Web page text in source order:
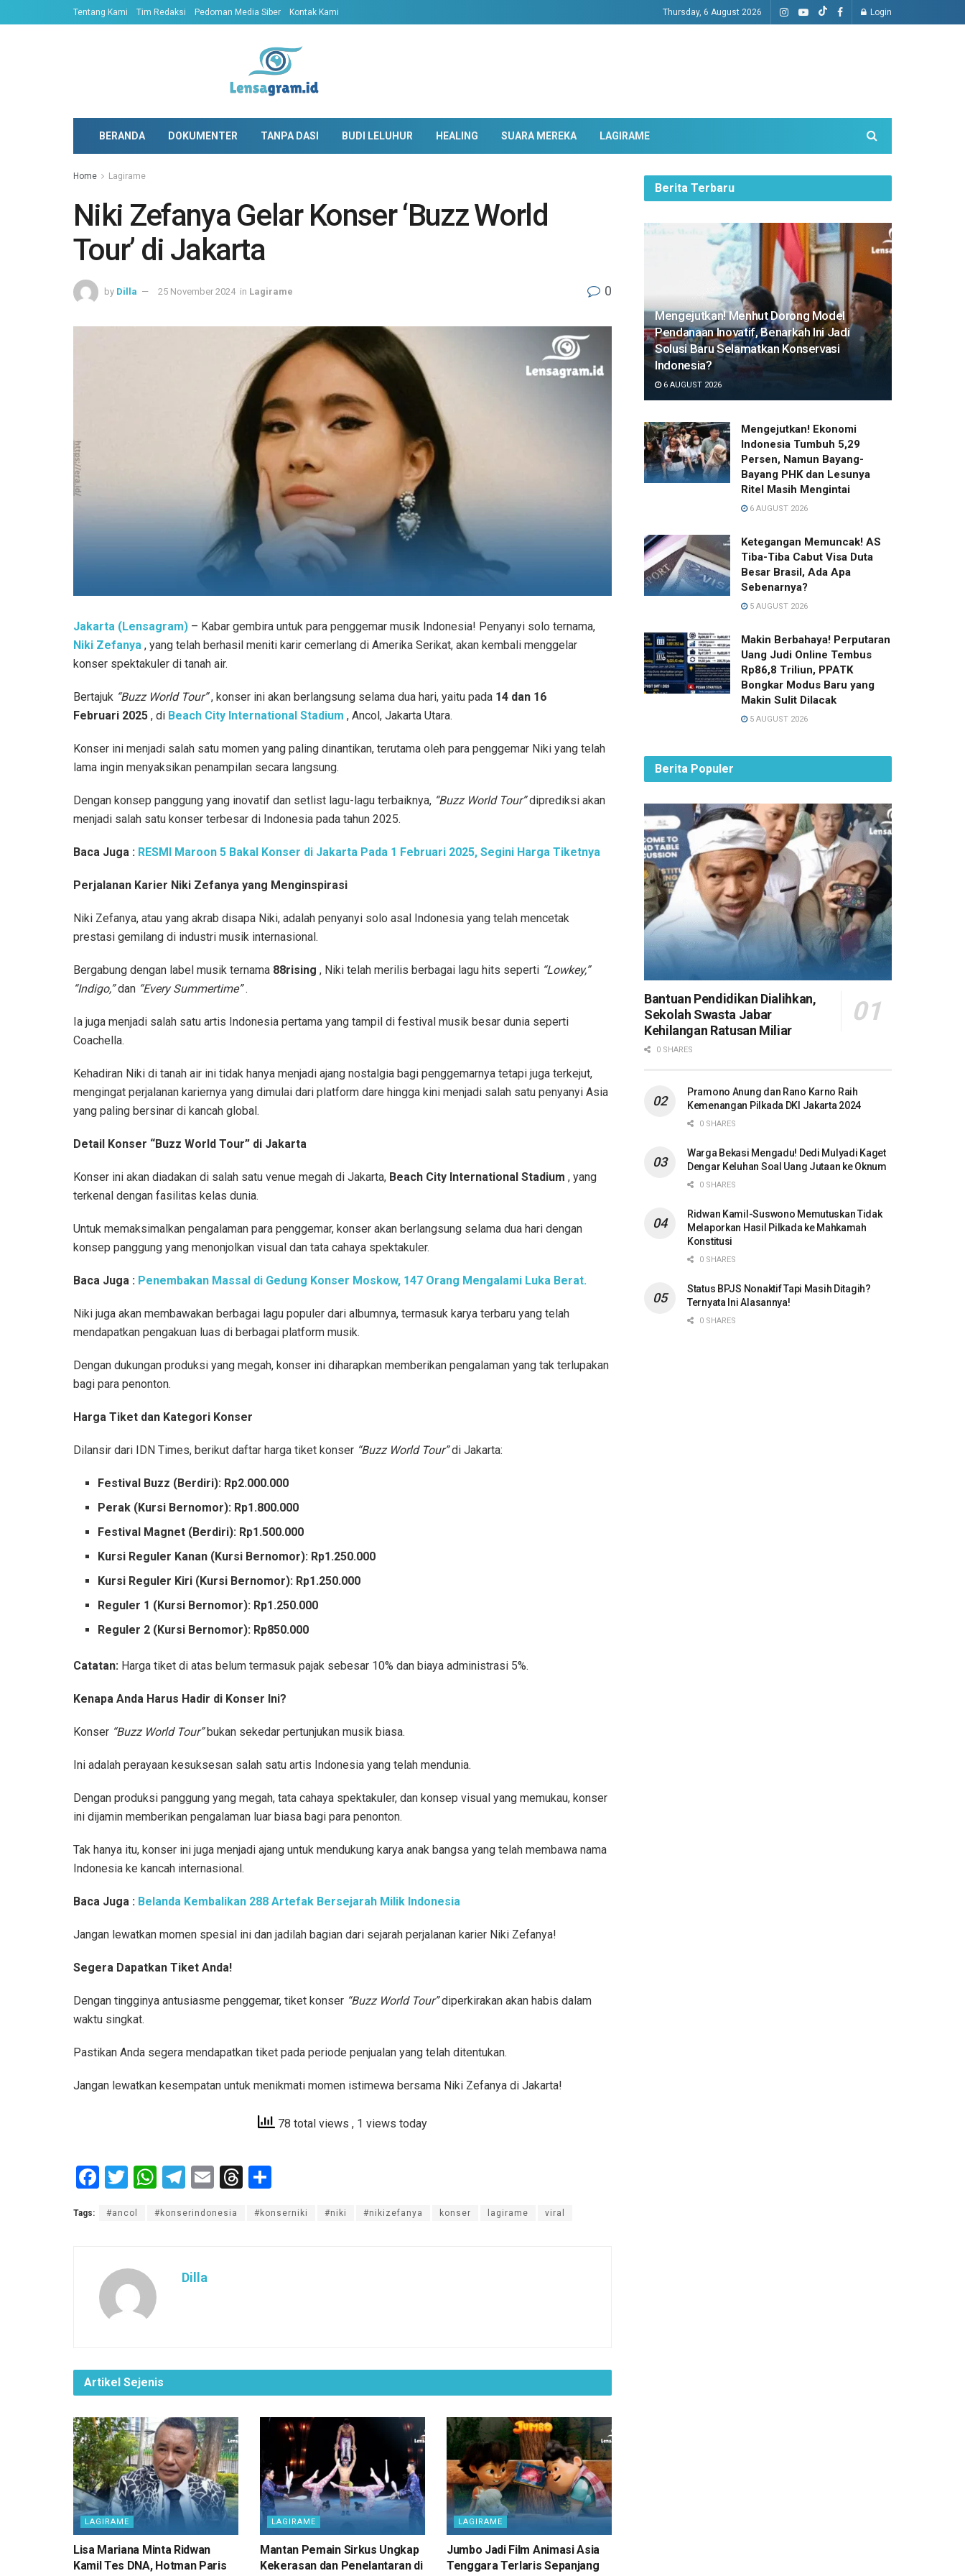
Tentang Kami Tim Redaksi Pedoman Media Siber Kontak Kami Thursday, 6 August 2026 Login
BERANDA DOKUMENTER TANPA DASI BUDI LELUHUR HEALING SUARA MEREKA LAGIRAME
Home Lagirame
Niki Zefanya Gelar Konser ‘Buzz World
Tour’ di Jakarta
by Dilla 25 November 2024 in Lagirame 0
Jakarta (Lensagram) – Kabar gembira untuk para penggemar musik Indonesia! Penyanyi solo ternama,
Niki Zefanya , yang telah berhasil meniti karir cemerlang di Amerika Serikat, akan kembali menggelar
konser spektakuler di tanah air.
Bertajuk “Buzz World Tour”, konser ini akan berlangsung selama dua hari, yaitu pada 14 dan 16
Februari 2025 , di Beach City International Stadium , Ancol, Jakarta Utara.
Konser ini menjadi salah satu momen yang paling dinantikan, terutama oleh para penggemar Niki yang telah
lama ingin menyaksikan penampilan secara langsung.
Dengan konsep panggung yang inovatif dan setlist lagu-lagu terbaiknya, “Buzz World Tour”diprediksi akan
menjadi salah satu konser terbesar di Indonesia pada tahun 2025.
Baca Juga : RESMI Maroon 5 Bakal Konser di Jakarta Pada 1 Februari 2025, Segini Harga Tiketnya
Perjalanan Karier Niki Zefanya yang Menginspirasi
Niki Zefanya, atau yang akrab disapa Niki, adalah penyanyi solo asal Indonesia yang telah mencetak
prestasi gemilang di industri musik internasional.
Bergabung dengan label musik ternama 88rising , Niki telah merilis berbagai lagu hits seperti “Lowkey,”
“Indigo,”dan “Every Summertime”.
Ia juga menjadi salah satu artis Indonesia pertama yang tampil di festival musik besar dunia seperti
Coachella.
Kehadiran Niki di tanah air ini tidak hanya menjadi ajang nostalgia bagi penggemarnya tetapi juga terkejut,
mengingat perjalanan kariernya yang dimulai dari platform dare hingga kini menjadi salah satu penyanyi Asia
yang paling bersinar di kancah global.
Detail Konser “Buzz World Tour” di Jakarta
Konser ini akan diadakan di salah satu venue megah di Jakarta, Beach City International Stadium , yang
terkenal dengan fasilitas kelas dunia.
Untuk memaksimalkan pengalaman para penggemar, konser akan berlangsung selama dua hari dengan
konsep panggung yang menonjolkan visual dan tata cahaya spektakuler.
Baca Juga : Penembakan Massal di Gedung Konser Moskow, 147 Orang Mengalami Luka Berat.
Niki juga akan membawakan berbagai lagu populer dari albumnya, termasuk karya terbaru yang telah
mendapatkan pengakuan luas di berbagai platform musik.
Dengan dukungan produksi yang megah, konser ini diharapkan memberikan pengalaman yang tak terlupakan
bagi para penonton.
Harga Tiket dan Kategori Konser
Dilansir dari IDN Times, berikut daftar harga tiket konser “Buzz World Tour”di Jakarta:
Festival Buzz (Berdiri): Rp2.000.000
Perak (Kursi Bernomor): Rp1.800.000
Festival Magnet (Berdiri): Rp1.500.000
Kursi Reguler Kanan (Kursi Bernomor): Rp1.250.000
Kursi Reguler Kiri (Kursi Bernomor): Rp1.250.000
Reguler 1 (Kursi Bernomor): Rp1.250.000
Reguler 2 (Kursi Bernomor): Rp850.000
Catatan: Harga tiket di atas belum termasuk pajak sebesar 10% dan biaya administrasi 5%.
Kenapa Anda Harus Hadir di Konser Ini?
Konser “Buzz World Tour”bukan sekedar pertunjukan musik biasa.
Ini adalah perayaan kesuksesan salah satu artis Indonesia yang telah mendunia.
Dengan produksi panggung yang megah, tata cahaya spektakuler, dan konsep visual yang memukau, konser
ini dijamin memberikan pengalaman luar biasa bagi para penonton.
Tak hanya itu, konser ini juga menjadi ajang untuk mendukung karya anak bangsa yang telah membawa nama
Indonesia ke kancah internasional.
Baca Juga : Belanda Kembalikan 288 Artefak Bersejarah Milik Indonesia
Jangan lewatkan momen spesial ini dan jadilah bagian dari sejarah perjalanan karier Niki Zefanya!
Segera Dapatkan Tiket Anda!
Dengan tingginya antusiasme penggemar, tiket konser “Buzz World Tour”diperkirakan akan habis dalam
waktu singkat.
Pastikan Anda segera mendapatkan tiket pada periode penjualan yang telah ditentukan.
Jangan lewatkan kesempatan untuk menikmati momen istimewa bersama Niki Zefanya di Jakarta!
78 total views , 1 views today
F
ce
o
o
k
T
tt
W
at
T
e
a
E
ail
T
ar
Tags: #ancol #konserindonesia #konserniki #niki #nikizefanya konser lagirame viral
Dilla
Artikel Sejenis
LAGIRAME
Lisa Mariana Minta Ridwan
Kamil Tes DNA, Hotman Paris
LAGIRAME
Mantan Pemain Sirkus Ungkap
Kekerasan dan Penelantaran di
LAGIRAME
Jumbo Jadi Film Animasi Asia
Tenggara Terlaris Sepanjang
Berita Terbaru
Mengejutkan! Menhut Dorong Model
Pendanaan Inovatif, Benarkah Ini Jadi
Solusi Baru Selamatkan Konservasi
Indonesia?
6 AUGUST 2026
Mengejutkan! Ekonomi
Indonesia Tumbuh 5,29
Persen, Namun Bayang-
Bayang PHK dan Lesunya
Ritel Masih Mengintai
6 AUGUST 2026
Ketegangan Memuncak! AS
Tiba-Tiba Cabut Visa Duta
Besar Brasil, Ada Apa
Sebenarnya?
5 AUGUST 2026
Makin Berbahaya! Perputaran
Uang Judi Online Tembus
Rp86,8 Triliun, PPATK
Bongkar Modus Baru yang
Makin Sulit Dilacak
5 AUGUST 2026
Berita Populer
Bantuan Pendidikan Dialihkan,
Sekolah Swasta Jabar
Kehilangan Ratusan Miliar
0 SHARES
Pramono Anung dan Rano Karno Raih
Kemenangan Pilkada DKI Jakarta 2024
0 SHARES
Warga Bekasi Mengadu! Dedi Mulyadi Kaget
Dengar Keluhan Soal Uang Jutaan ke Oknum
0 SHARES
Ridwan Kamil-Suswono Memutuskan Tidak
Melaporkan Hasil Pilkada ke Mahkamah
Konstitusi
0 SHARES
Status BPJS Nonaktif Tapi Masih Ditagih?
Ternyata Ini Alasannya!
0 SHARES